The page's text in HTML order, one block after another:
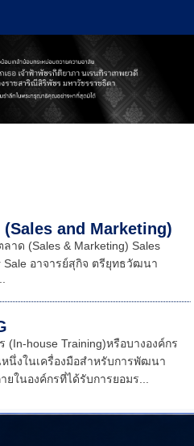
and Marketing)
าด (Sales & Marketing) Sales
Sale อาจารย์สุกิจ ตรียุทธวัฒนา
(In-house Training)หรือบางองค์กร
หนึ่งในเครื่องมือสำหรับการพัฒนา
ในองค์กรที่ได้รับการยอมร...